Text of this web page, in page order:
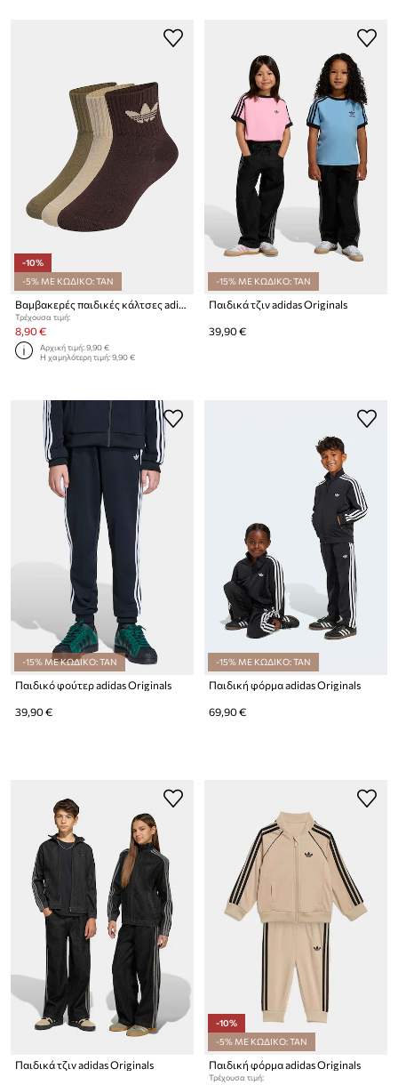
-10%
-5% ΜΕ ΚΩΔΙΚΟ: TAN
Βαμβακερές παιδικές κάλτσες adidas Originals 3-pack
Τρέχουσα τιμή:
8,90 €
Αρχική τιμή:9,90 €
Η χαμηλότερη τιμή:9,90 €
-15% ΜΕ ΚΩΔΙΚΟ: TAN
Παιδικά τζιν adidas Originals
39,90 €
-15% ΜΕ ΚΩΔΙΚΟ: TAN
Παιδικό φούτερ adidas Originals
39,90 €
-15% ΜΕ ΚΩΔΙΚΟ: TAN
Παιδική φόρμα adidas Originals
69,90 €
Παιδικά τζιν adidas Originals
-10%
-5% ΜΕ ΚΩΔΙΚΟ: TAN
Παιδική φόρμα adidas Originals
Τρέχουσα τιμή: